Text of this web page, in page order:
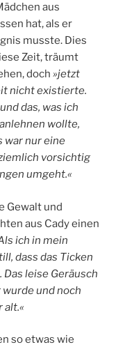
aus
hat, als er
musste. Dies
Zeit, träumt
doch »jetzt
nicht existierte.
das, was ich
wollte,
war nur eine
vorsichtig
umgeht.«
Gewalt und
aus Cady einen
ich in mein
dass das Ticken
leise Geräusch
wurde und noch
alt.«
so etwas wie